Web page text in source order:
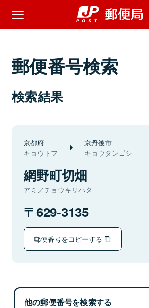
郵便番号検索
検索結果
京都府
キョウトフ
京丹後市
キョウタンゴシ
網野町切畑
アミノチョウキリハタ
629-3135
郵便番号をコピーする
他の郵便番号を検索する